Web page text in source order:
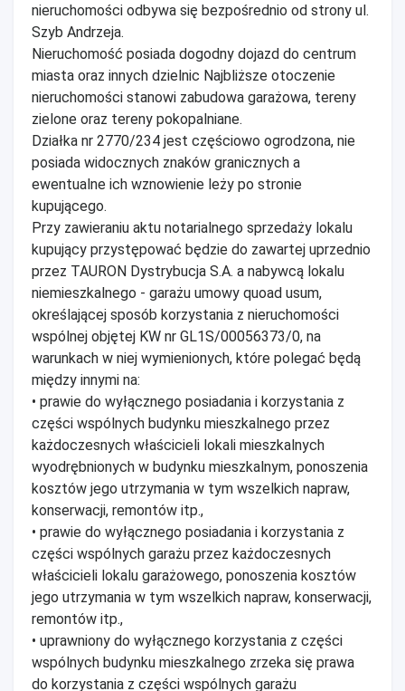
nieruchomości odbywa się bezpośrednio od strony ul.
Szyb Andrzeja.
Nieruchomość posiada dogodny dojazd do centrum
miasta oraz innych dzielnic Najbliższe otoczenie
nieruchomości stanowi zabudowa garażowa, tereny
zielone oraz tereny pokopalniane.
Działka nr 2770/234 jest częściowo ogrodzona, nie
posiada widocznych znaków granicznych a
ewentualne ich wznowienie leży po stronie
kupującego.
Przy zawieraniu aktu notarialnego sprzedaży lokalu
kupujący przystępować będzie do zawartej uprzednio
przez TAURON Dystrybucja S.A. a nabywcą lokalu
niemieszkalnego - garażu umowy quoad usum,
określającej sposób korzystania z nieruchomości
wspólnej objętej KW nr GL1S/00056373/0, na
warunkach w niej wymienionych, które polegać będą
między innymi na:
• prawie do wyłącznego posiadania i korzystania z
części wspólnych budynku mieszkalnego przez
każdoczesnych właścicieli lokali mieszkalnych
wyodrębnionych w budynku mieszkalnym, ponoszenia
kosztów jego utrzymania w tym wszelkich napraw,
konserwacji, remontów itp.,
• prawie do wyłącznego posiadania i korzystania z
części wspólnych garażu przez każdoczesnych
właścicieli lokalu garażowego, ponoszenia kosztów
jego utrzymania w tym wszelkich napraw, konserwacji,
remontów itp.,
• uprawniony do wyłącznego korzystania z części
wspólnych budynku mieszkalnego zrzeka się prawa
do korzystania z części wspólnych garażu